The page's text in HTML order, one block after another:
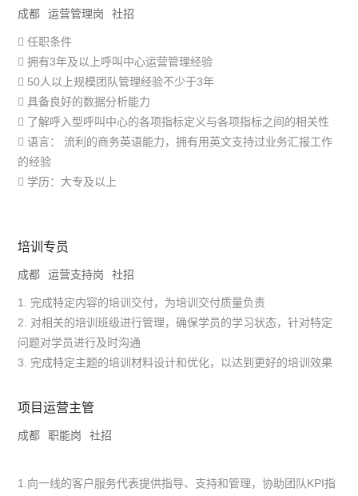
成都 运营管理岗 社招
 任职条件
 拥有3年及以上呼叫中心运营管理经验
 50人以上规模团队管理经验不少于3年
 具备良好的数据分析能力
 了解呼入型呼叫中心的各项指标定义与各项指标之间的相关性
 语言： 流利的商务英语能力，拥有用英文支持过业务汇报工作
的经验
 学历：大专及以上
培训专员
成都 运营支持岗 社招
1. 完成特定内容的培训交付，为培训交付质量负责
2. 对相关的培训班级进行管理，确保学员的学习状态，针对特定
问题对学员进行及时沟通
3. 完成特定主题的培训材料设计和优化，以达到更好的培训效果
项目运营主管
成都 职能岗 社招
1.向一线的客户服务代表提供指导、支持和管理，协助团队KPI指